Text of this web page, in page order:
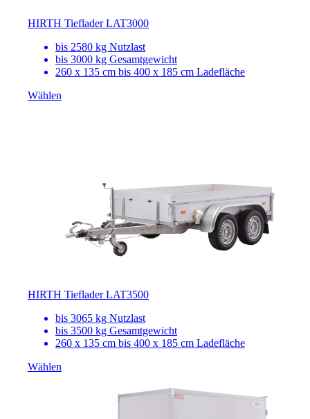
HIRTH Tieflader LAT3000
bis 2580 kg Nutzlast
bis 3000 kg Gesamtgewicht
260 x 135 cm bis 400 x 185 cm Ladefläche
Wählen
HIRTH Tieflader LAT3500
bis 3065 kg Nutzlast
bis 3500 kg Gesamtgewicht
260 x 135 cm bis 400 x 185 cm Ladefläche
Wählen